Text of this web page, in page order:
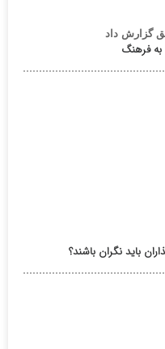
گزارش داد
به فرهنگ
باید نگران باشند؟